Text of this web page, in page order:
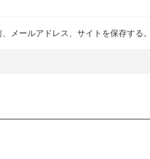
メールアドレス、サイトを保存する。